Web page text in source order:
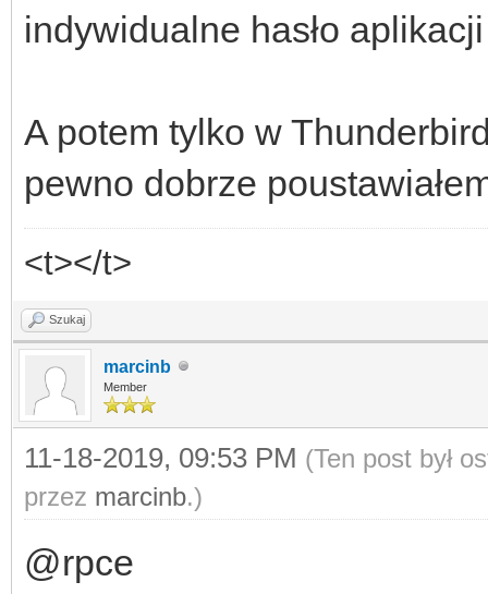
indywidualne hasło
A potem tylko w
pewno dobrze
<t></t>
Szukaj
marcinb
Member
11-18-2019, 09:53 PM (Ten post był
przez marcinb.)
@rpce